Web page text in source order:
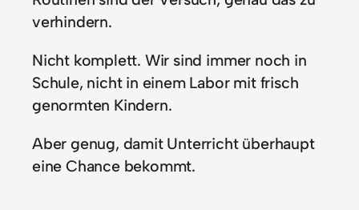
verhindern.
Nicht komplett. Wir sind immer noch in
Schule, nicht in einem Labor mit frisch
genormten Kindern.
Aber genug, damit Unterricht überhaupt
eine Chance bekommt.